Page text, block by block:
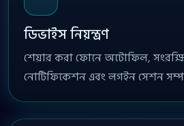
ডিভাইস নিয়ন্ত্রণ
শেয়ার করা ফোনে অটোফিল,
নোটিফিকেশন এবং লগইন সেশন